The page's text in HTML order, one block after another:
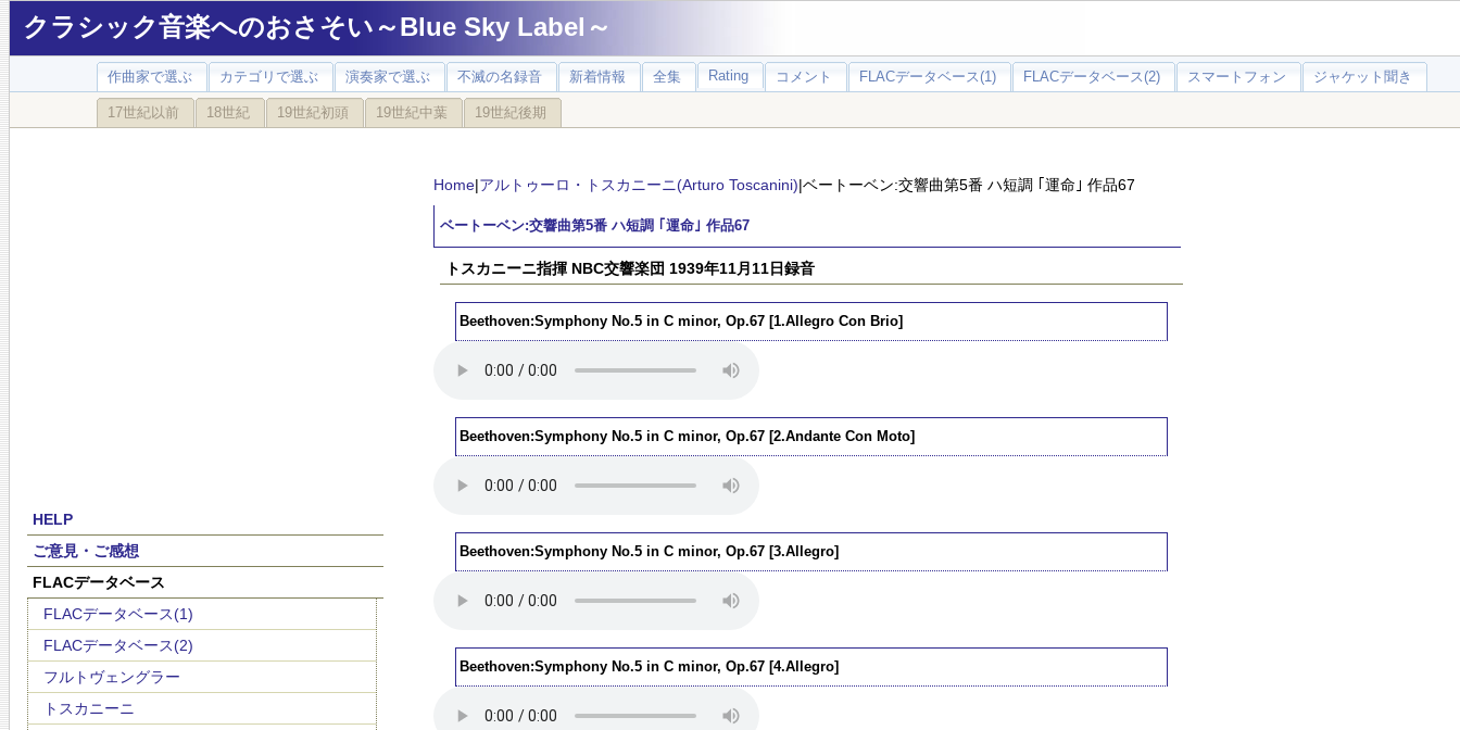
クラシック音楽へのおさそい～Blue Sky Label～
作曲家で選ぶ カテゴリで選ぶ 演奏家で選ぶ 不滅の名録音 新着情報 全集 Rating コメント FLACデータベース(1) FLACデータベース(2) スマートフォン ジャケット聞き
17世紀以前 18世紀 19世紀初頭 19世紀中葉 19世紀後期
HELP
ご意見・ご感想
FLACデータベース
FLACデータベース(1)
FLACデータベース(2)
フルトヴェングラー
トスカニーニ
Home|アルトゥーロ・トスカニーニ(Arturo Toscanini)|ベートーベン:交響曲第5番 ハ短調 ｢運命｣ 作品67
ベートーベン:交響曲第5番 ハ短調 ｢運命｣ 作品67
トスカニーニ指揮 NBC交響楽団 1939年11月11日録音
Beethoven:Symphony No.5 in C minor, Op.67 [1.Allegro Con Brio]
Beethoven:Symphony No.5 in C minor, Op.67 [2.Andante Con Moto]
Beethoven:Symphony No.5 in C minor, Op.67 [3.Allegro]
Beethoven:Symphony No.5 in C minor, Op.67 [4.Allegro]